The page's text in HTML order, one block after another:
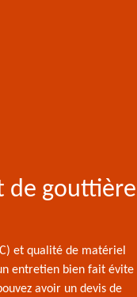
de gouttière
et qualité de matériel
entretien bien fait évite
avoir un devis de